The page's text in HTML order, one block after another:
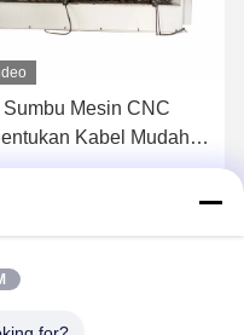
Sumbu Mesin CNC
Kabel Mudah
Aluminium
Dapatkan Harga Terbaik